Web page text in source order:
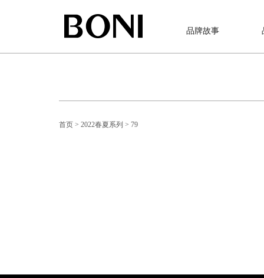
品牌故事
首页 > 2022春夏系列 > 79